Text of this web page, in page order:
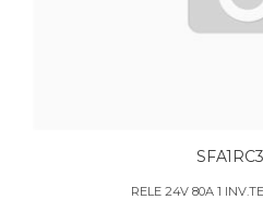
RELE 24V 80A 1